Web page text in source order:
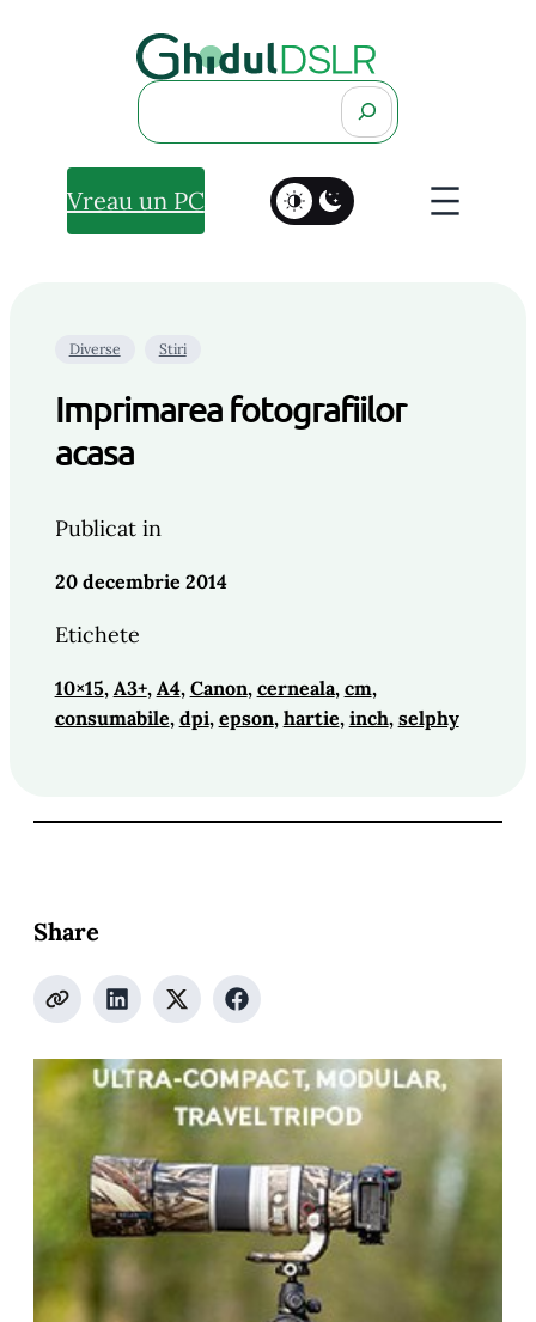
Search
Vreau un PC
Diverse Stiri
Imprimarea fotografiilor
acasa
Publicat in
20 decembrie 2014
Etichete
10×15, A3+, A4, Canon, cerneala, cm ,
consumabile, dpi, epson, hartie, inch, selphy
Share